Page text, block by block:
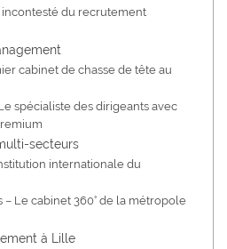
incontesté du recrutement
cabinet de chasse de tête au
spécialiste des dirigeants avec
secteurs
internationale du
– Le cabinet 360° de la métropole
à Lille